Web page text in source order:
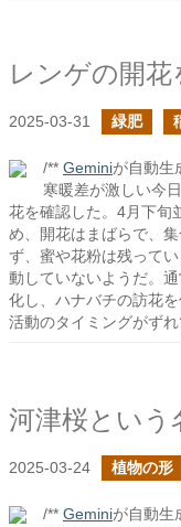
2025-03-31 緑肥
/** Geminiが自動生
寒暖差が激しい今
花を確認した。4月下旬
め、開花はまばらで、
ず、蜜や花粉は残って
動していないようだ。
化し、ハナバチの訪花
活動のタイミングがずれ
河津桜という
2025-03-24 植物の形
/** Geminiが自動生